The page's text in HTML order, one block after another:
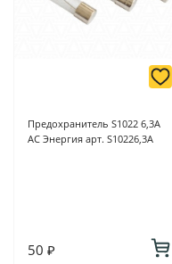
Предохранитель S1022 6,3А
АС Энергия арт. S10226,3А
50 ₽